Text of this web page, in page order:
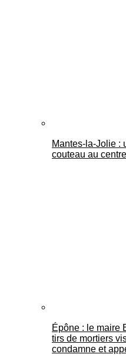
Mantes-la-Jolie :
couteau au
Épône : le maire
tirs de mortiers
condamne et